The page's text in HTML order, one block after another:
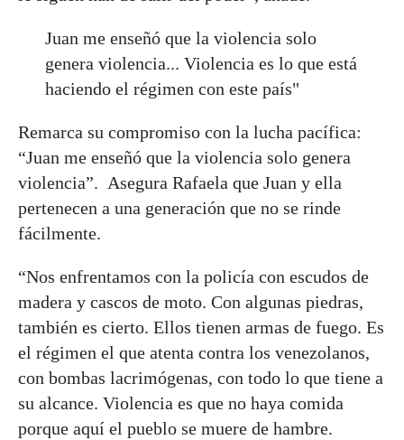
Juan me enseñó que la violencia solo
genera violencia... Violencia es lo que está
haciendo el régimen con este país"
Remarca su compromiso con la lucha pacífica:
“Juan me enseñó que la violencia solo genera
violencia”. Asegura Rafaela que Juan y ella
pertenecen a una generación que no se rinde
fácilmente.
“Nos enfrentamos con la policía con escudos de
madera y cascos de moto. Con algunas piedras,
también es cierto. Ellos tienen armas de fuego. Es
el régimen el que atenta contra los venezolanos,
con bombas lacrimógenas, con todo lo que tiene a
su alcance. Violencia es que no haya comida
porque aquí el pueblo se muere de hambre.